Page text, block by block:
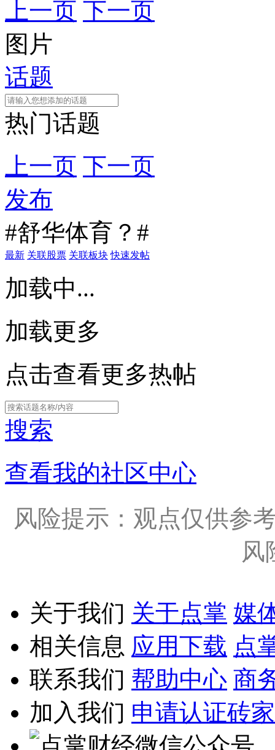
上一页 下一页
图片
话题
热门话题
上一页 下一页
发布
#舒华体育？#
最新 关联股票 关联板块 快速发帖
加载中...
加载更多
点击查看更多热帖
搜索
查看我的社区中心
风险提示：观点仅供参
风
关于我们 关于点掌 媒
相关信息 应用下载 点
联系我们 帮助中心 商
加入我们 申请认证砖家